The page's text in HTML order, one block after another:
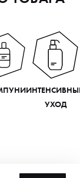
УХОД